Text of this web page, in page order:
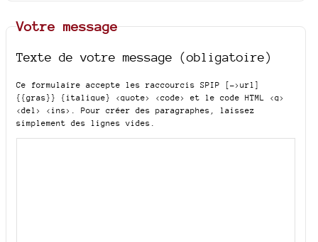
Votre message
Texte de votre message (obligatoire)
Ce formulaire accepte les raccourcis SPIP
[->url]
{{gras}} {italique} <quote> <code>
et le code HTML <q>
<del> <ins>
. Pour créer des paragraphes, laissez
simplement des lignes vides.